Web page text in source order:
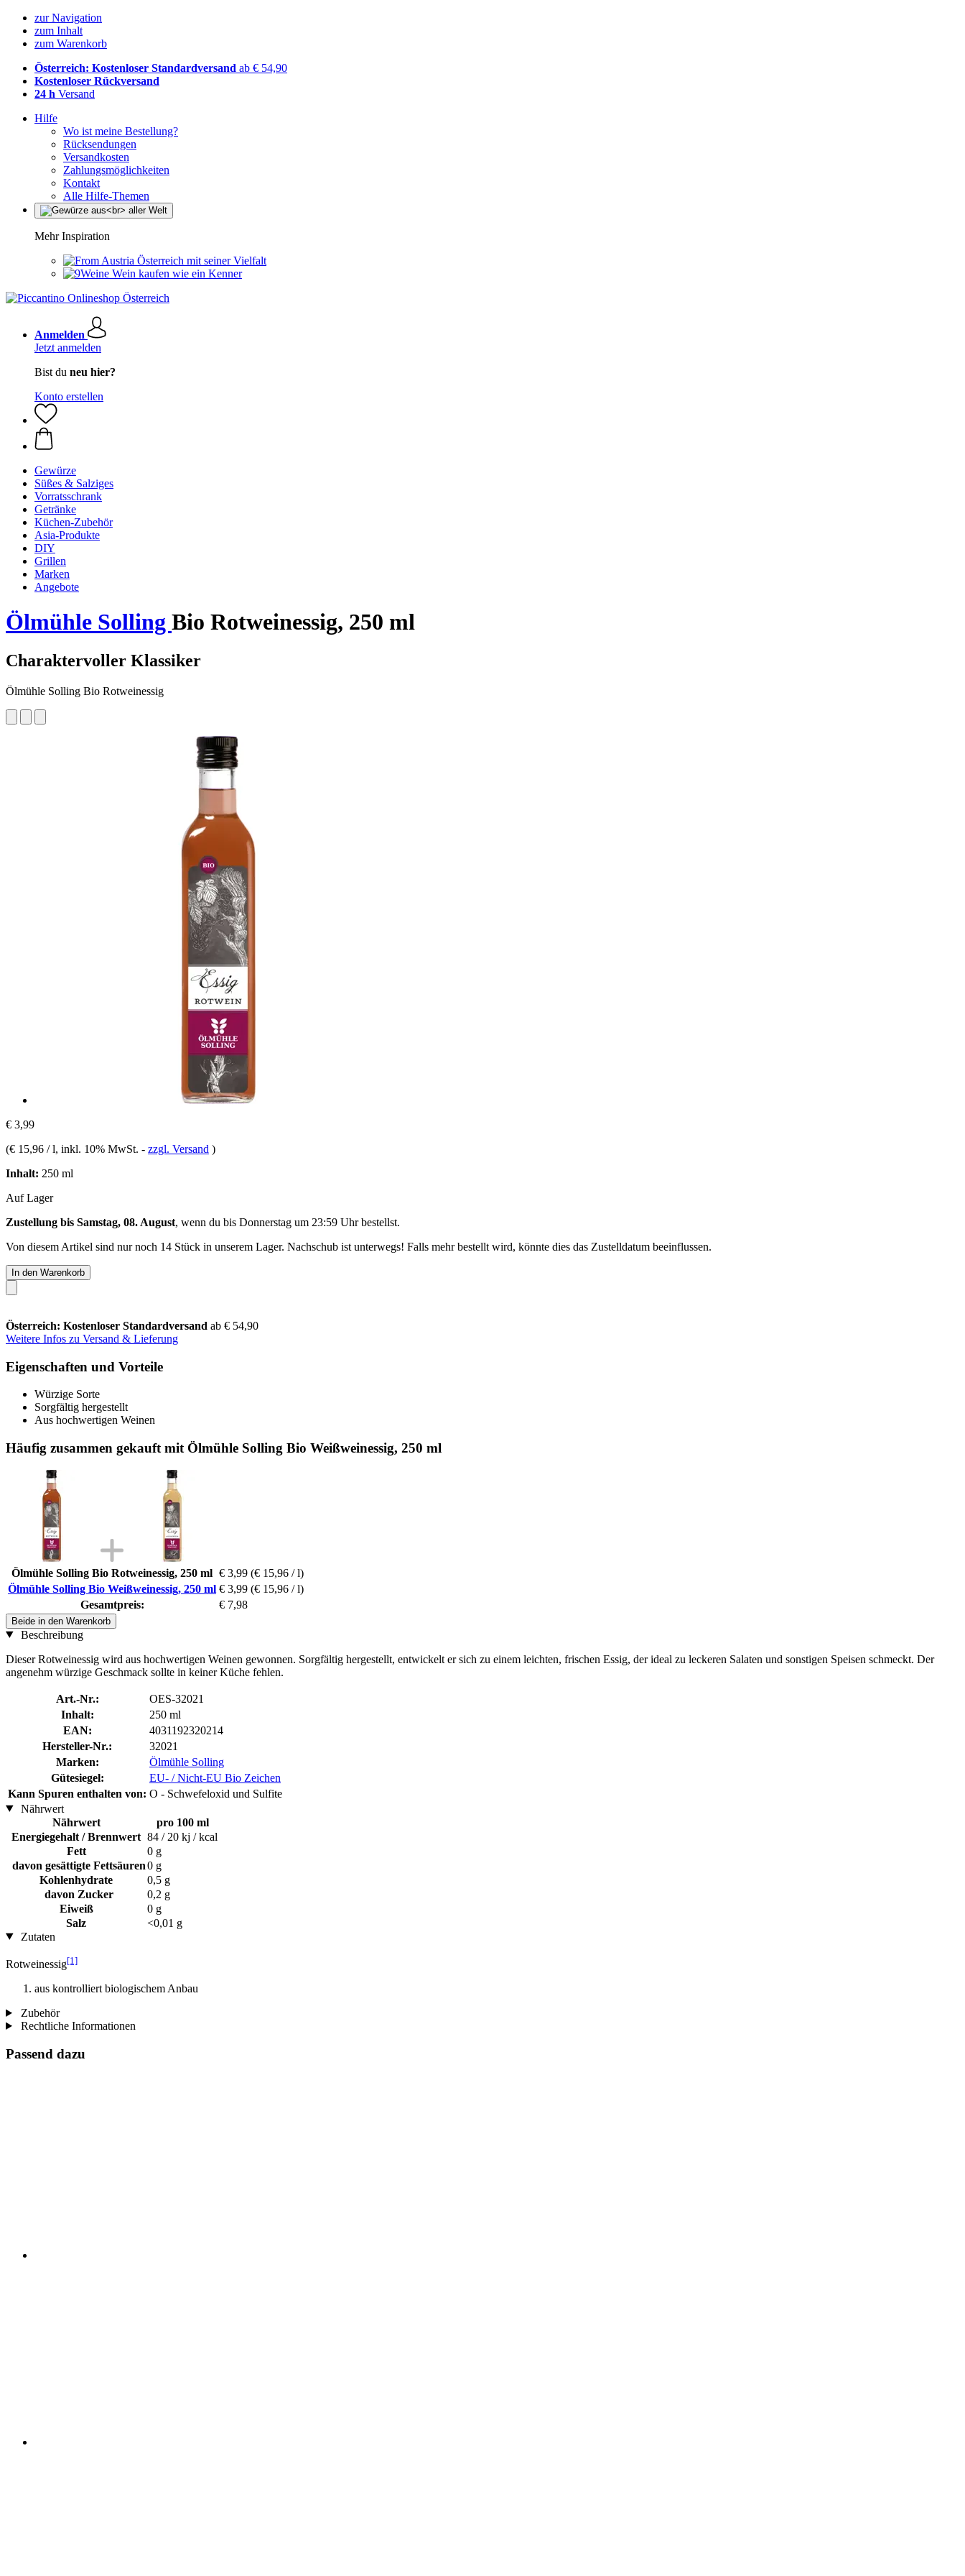
zur Navigation
zum Inhalt
zum Warenkorb
Österreich: Kostenloser Standardversand ab € 54,90
Kostenloser Rückversand
24 h Versand
Hilfe
Wo ist meine Bestellung?
Rücksendungen
Versandkosten
Zahlungsmöglichkeiten
Kontakt
Alle Hilfe-Themen
Mehr Inspiration
Österreich mit seiner Vielfalt
Wein kaufen wie ein Kenner
Anmelden
Jetzt anmelden
Bist du neu hier?
Konto erstellen
Gewürze
Süßes & Salziges
Vorratsschrank
Getränke
Küchen-Zubehör
Asia-Produkte
DIY
Grillen
Marken
Angebote
Ölmühle Solling Bio Rotweinessig, 250 ml
Charaktervoller Klassiker
Ölmühle Solling Bio Rotweinessig
€ 3,99
(€ 15,96 / l, inkl. 10% MwSt. - zzgl. Versand )
Inhalt: 250 ml
Auf Lager
Zustellung bis Samstag, 08. August, wenn du bis Donnerstag um 23:59 Uhrbestellst.
Von diesem Artikel sind nur noch 14 Stück in unserem Lager. Nachschub ist unterwegs! Falls mehr bestellt wird, könnte dies das Zustelldatum beeinflussen.
In den Warenkorb
Österreich: Kostenloser Standardversand ab € 54,90
Weitere Infos zu Versand & Lieferung
Eigenschaften und Vorteile
Würzige Sorte
Sorgfältig hergestellt
Aus hochwertigen Weinen
Häufig zusammen gekauft mit Ölmühle Solling Bio Weißweinessig, 250 ml
Ölmühle Solling Bio Rotweinessig, 250 ml € 3,99 (€ 15,96 / l)
Ölmühle Solling Bio Weißweinessig, 250 ml € 3,99 (€ 15,96 / l)
Gesamtpreis:
€ 7,98
Beide in den Warenkorb
Beschreibung
Dieser Rotweinessig wird aus hochwertigen Weinen gewonnen. Sorgfältig hergestellt, entwickelt er sich zu einem leichten, frischen Essig, der ideal zu leckeren Salaten und sonstigen Speisen schmeckt. Der
angenehm würzige Geschmack sollte in keiner Küche fehlen.
Art.-Nr.:
OES-32021
Inhalt:
250 ml
EAN:
4031192320214
Hersteller-Nr.:
32021
Marken:
Ölmühle Solling
Gütesiegel:
EU- / Nicht-EU Bio Zeichen
Kann Spuren enthalten von: O - Schwefeloxid und Sulfite
Nährwert
Nährwert
pro 100 ml
Energiegehalt / Brennwert 84 / 20 kj / kcal
Fett
0 g
davon gesättigte Fettsäuren0 g
Kohlenhydrate
0,5 g
davon Zucker
0,2 g
Eiweiß
0 g
Salz
<0,01 g
Zutaten
Rotweinessig[1]
aus kontrolliert biologischem Anbau
Zubehör
Rechtliche Informationen
Passend dazu